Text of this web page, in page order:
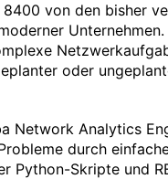
von den bisher
oder
Network Analytics
durch
Skripte und